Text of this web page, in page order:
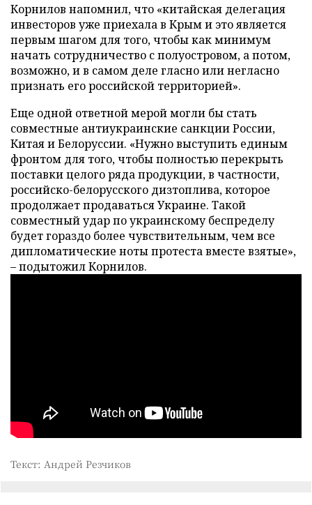
Корнилов напомнил, что «китайская делегация
инвесторов уже приехала в Крым и это является
первым шагом для того, чтобы как минимум
начать сотрудничество с полуостровом, а потом,
возможно, и в самом деле гласно или негласно
признать его российской территорией».
Еще одной ответной мерой могли бы стать
совместные антиукраинские санкции России,
Китая и Белоруссии. «Нужно выступить единым
фронтом для того, чтобы полностью перекрыть
поставки целого ряда продукции, в частности,
российско-белорусского дизтоплива, которое
продолжает продаваться Украине. Такой
совместный удар по украинскому беспределу
будет гораздо более чувствительным, чем все
дипломатические ноты протеста вместе взятые»,
– подытожил Корнилов.
Текст: Андрей Резчиков